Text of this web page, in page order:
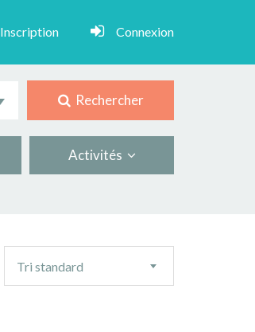
Inscription Connexion
Rechercher
Activités
tri
Tri standard